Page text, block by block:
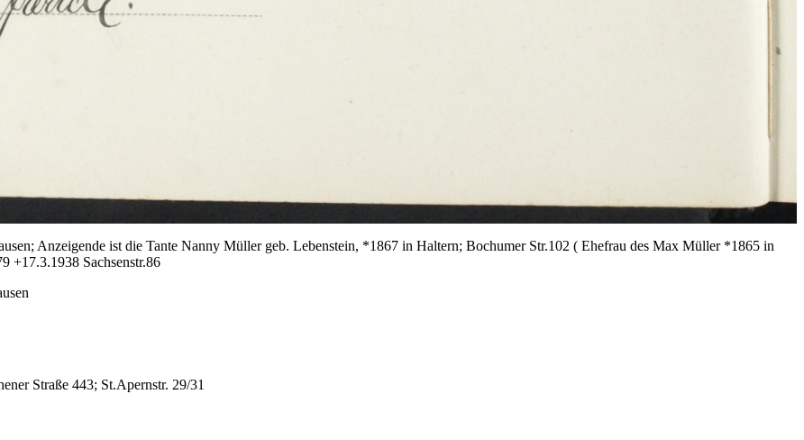
Anzeigende ist die Tante Nanny Müller geb. Lebenstein, *1867 in Haltern; Bochumer Str.102 ( Ehefrau des Max Müller *1865 in
+17.3.1938 Sachsenstr.86
Straße 443; St.Apernstr. 29/31